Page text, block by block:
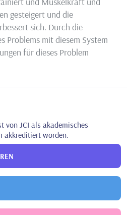
gesteigert und die
sich. Durch die
Problems mit diesem System
für dieses Problem
von JCI als akademisches
akkreditiert worden.